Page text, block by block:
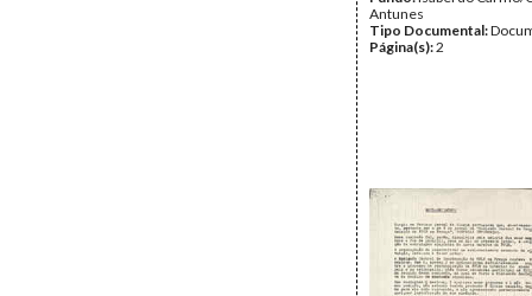
Antunes
Tipo Documental:
Página(s):2